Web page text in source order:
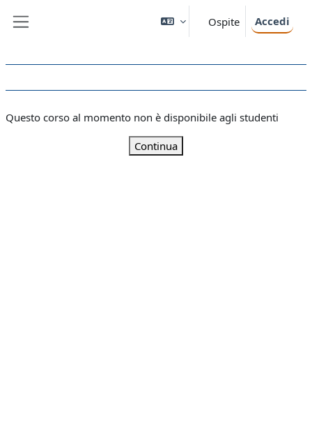
Ospite Accedi
Questo corso al momento non è disponibile agli studenti
Continua